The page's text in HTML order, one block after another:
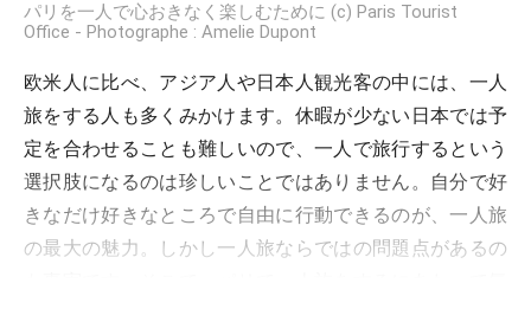
パリを一人で心おきなく楽しむために (c) Paris Tourist
Office - Photographe : Amelie Dupont
欧米人に比べ、アジア人や日本人観光客の中には、一人
旅をする人も多くみかけます。休暇が少ない日本では予
定を合わせることも難しいので、一人で旅行するという
選択肢になるのは珍しいことではありません。自分で好
きなだけ好きなところで自由に行動できるのが、一人旅
の最大の魅力。しかし一人旅ならではの問題点があるの